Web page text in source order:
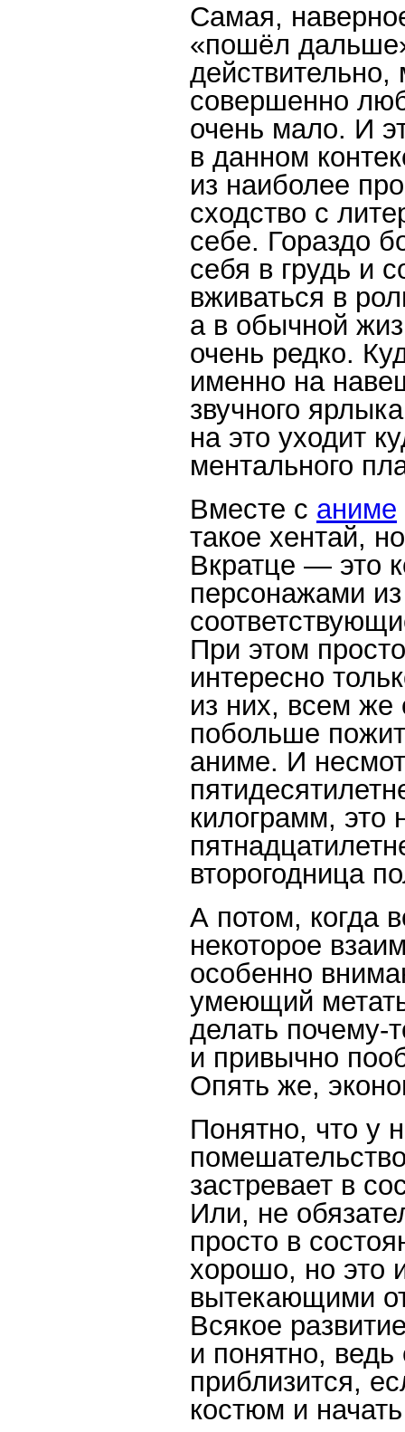
Самая,
«пошёл
совершенно
очень мало. И
в данном
из наиболее
сходство с
себе. Гораздо
себя в грудь и
вживаться в
а в обычной
очень редко.
именно на
звучного
на это уходит
ментального
Вместе с аниме
такое хентай,
Вкратце — это
персонажами
При этом
интересно
из них, всем же
побольше
аниме. И
килограмм, это
второгодница
А потом, когда
некоторое
особенно
умеющий
делать почему-
и привычно
Опять же,
Понятно, что у
застревает в
Или, не
просто в
хорошо, но это
вытекающими
Всякое
и понятно,
приблизится,
костюм и